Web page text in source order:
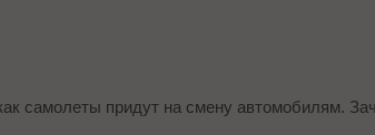
самолеты придут на смену автомобилям.